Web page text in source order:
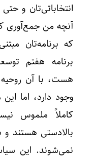
انتخاباتی‌تان و
که برنامه‌تان
برنامه هفتم
هست، با آن
وجود دارد، اما
کاملاً ملموس
بالادستی هستند و
نمی‌شوند. این